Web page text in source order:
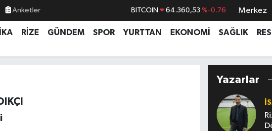
Anketler BITCOIN 64.360,53 %-0.76
DOLAR 47,7069 %0.17
%0.02
%1.44
%64
Merkez
RİZE GÜNDEM SPOR YURTTAN EKONOMİ SAĞLIK
Yazarlar